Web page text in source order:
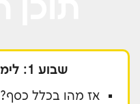
שבוע 1: לימוד הידע התאורטי
אז מהו בכלל כסף?